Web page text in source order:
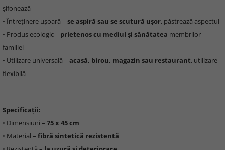
șifonează
• Întreținere ușoară – se aspiră sau se scutură ușor, păstrează aspectul
• Produs ecologic – prietenos cu mediul și sănătatea membrilor
familiei
• Utilizare universală – acasă, birou, magazin sau restaurant, utilizare
flexibilă
Specificații:
• Dimensiuni – 75 x 45 cm
• Material – fibră sintetică rezistentă